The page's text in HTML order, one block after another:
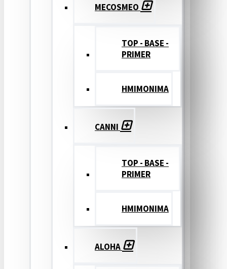
MECOSMEO
TOP - BASE -
PRIMER
ΗΜΙΜΟΝΙΜΑ
CANNI
TOP - BASE -
PRIMER
ΗΜΙΜΟΝΙΜΑ
ALOHA